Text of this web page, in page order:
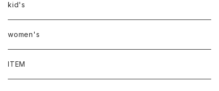
kid's
women's
ITEM